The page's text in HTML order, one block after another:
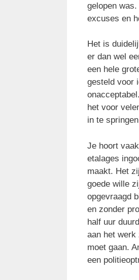
gelopen
excuses en
Het is
er dan wel
een hele
gesteld voor
het voor
in te
Je hoort
etalages
maakt. Het
goede wille
opgevraagd
en zonder
half uur
aan het werk
moet gaan.
een